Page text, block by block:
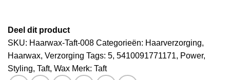
Deel dit product
SKU: Haarwax-Taft-008 Categorieën: Haarverzorging,
Haarwax, Verzorging Tags: 5, 5410091771171, Power,
Styling, Taft, Wax Merk: Taft